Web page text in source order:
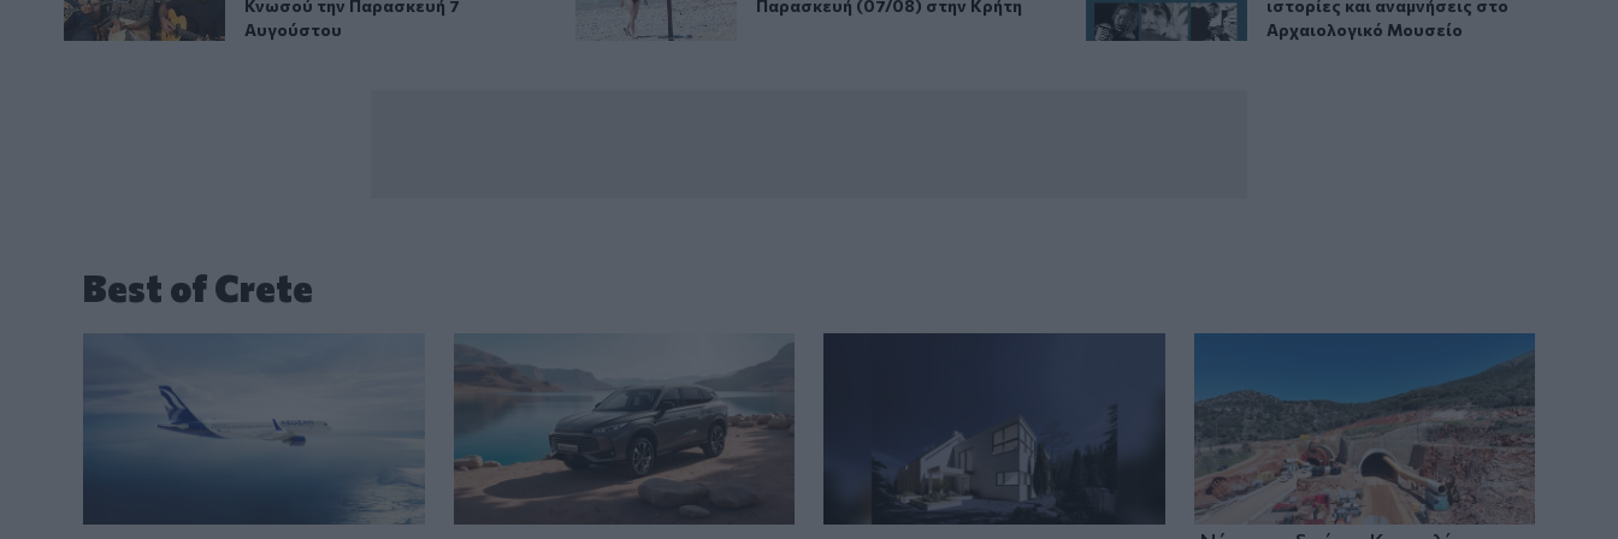
Κνωσού την Παρασκευή 7
Αυγούστου
Παρασκευή (07/08) στην Κρήτη
ιστορίες και αναμνήσεις στο
Αρχαιολογικό Μουσείο
Best of Crete